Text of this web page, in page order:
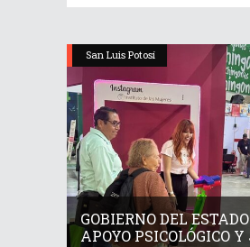
San Luis Potosí
GOBIERNO DEL
APOYO PSICOLÓGICO